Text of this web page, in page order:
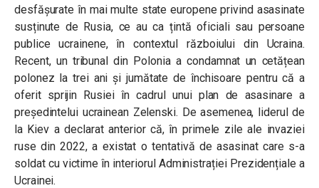
desfășurate în mai multe state europene privind asasinate
susținute de Rusia, ce au ca țintă oficiali sau persoane
publice ucrainene, în contextul războiului din Ucraina.
Recent, un tribunal din Polonia a condamnat un cetățean
polonez la trei ani și jumătate de închisoare pentru că a
oferit sprijin Rusiei în cadrul unui plan de asasinare a
președintelui ucrainean Zelenski. De asemenea, liderul de
la Kiev a declarat anterior că, în primele zile ale invaziei
ruse din 2022, a existat o tentativă de asasinat care s-a
soldat cu victime în interiorul Administrației Prezidențiale a
Ucrainei.